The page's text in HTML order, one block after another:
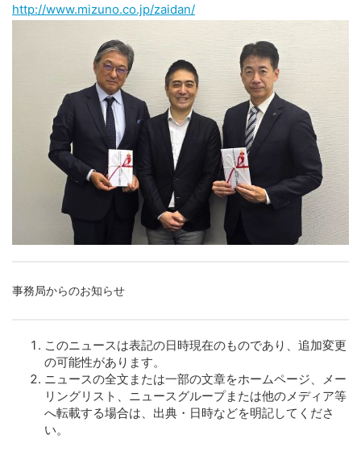
http://www.mizuno.co.jp/zaidan/
事務局からのお知らせ
このニュースは表記の日時現在のものであり、追加変更
の可能性があります。
ニュースの全文または一部の文章をホームページ、メー
リングリスト、ニュースグループまたは他のメディア等
へ転載する場合は、出典・日時などを明記してくださ
い。